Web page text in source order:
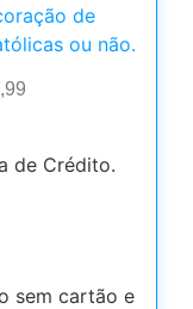
de
ou não.
de Crédito.
sem cartão e